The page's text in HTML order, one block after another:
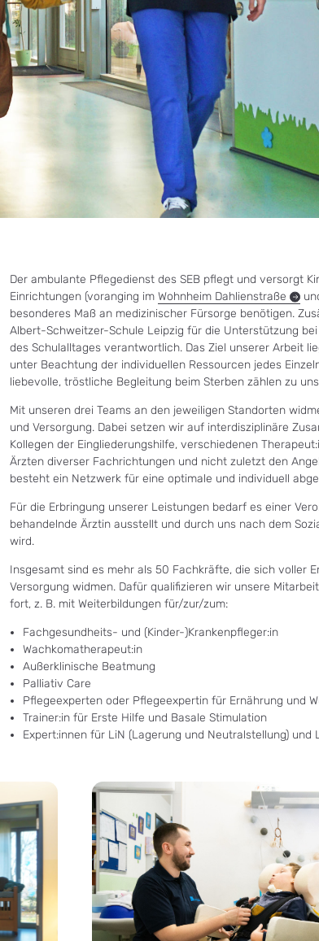
Der ambulante Pflegedienst des SEB pflegt und versorgt
Einrichtungen (voranging imWohnheim Dahlienstraße
besonderes Maß an medizinischer Fürsorge benötigen.
Albert-Schweitzer-Schule Leipzig für die Unterstützung
des Schulalltages verantwortlich. Das Ziel unserer Arbeit
unter Beachtung der individuellen Ressourcen jedes
liebevolle, tröstliche Begleitung beim Sterben zählen zu
Mit unseren drei Teams an den jeweiligen Standorten
und Versorgung. Dabei setzen wir auf interdisziplinäre
Kollegen der Eingliederungshilfe, verschiedenen
Ärzten diverser Fachrichtungen und nicht zuletzt den
besteht ein Netzwerk für eine optimale und individuell
Für die Erbringung unserer Leistungen bedarf es einer
behandelnde Ärztin ausstellt und durch uns nach dem
wird.
Insgesamt sind es mehr als 50 Fachkräfte, die sich voller
Versorgung widmen. Dafür qualifizieren wir unsere
fort, z. B. mit Weiterbildungen für/zur/zum:
Fachgesundheits- und (Kinder-)Krankenpfleger:in
Wachkomatherapeut:in
Außerklinische Beatmung
Palliativ Care
Pflegeexperten oder Pflegeexpertin für Ernährung und
Trainer:in für Erste Hilfe und Basale Stimulation
Expert:innen für LiN (Lagerung und Neutralstellung) und